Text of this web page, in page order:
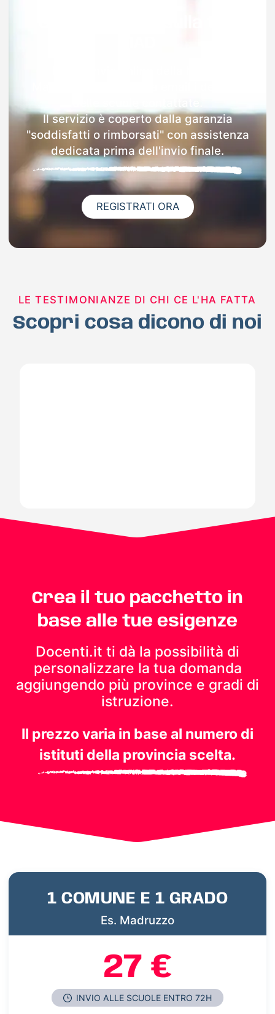
Il servizio è coperto dalla garanzia
"soddisfatti o rimborsati" con assistenza
dedicata prima dell'invio finale.
REGISTRATI ORA
LE TESTIMONIANZE DI CHI CE L'HA FATTA
Scopri cosa dicono di noi
Crea il tuo pacchetto in
base alle tue esigenze
Docenti.it ti dà la possibilità di
personalizzare la tua domanda
aggiungendo più province e gradi di
istruzione.
Il prezzo varia in base al numero di
istituti della provincia scelta.
1 COMUNE E 1 GRADO
Es. Madruzzo
27 €
INVIO ALLE SCUOLE ENTRO 72H